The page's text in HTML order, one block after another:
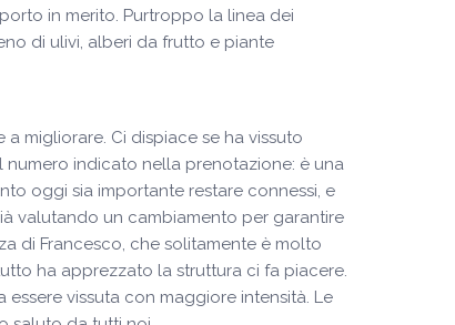
in merito. Purtroppo la linea dei
di ulivi, alberi da frutto e piante
migliorare. Ci dispiace se ha vissuto
indicato nella prenotazione: è una
oggi sia importante restare connessi, e
valutando un cambiamento per garantire
di Francesco, che solitamente è molto
ha apprezzato la struttura ci fa piacere.
vissuta con maggiore intensità. Le